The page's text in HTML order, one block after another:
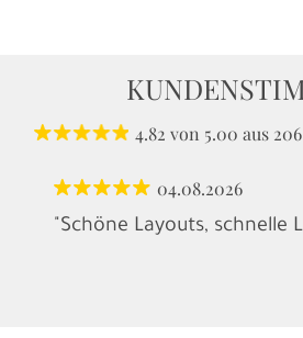
4.82 von 5.00 aus 206
04.08.2026
"Schöne Layouts, schnelle